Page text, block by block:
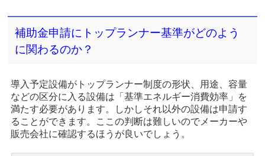
補助金申請にトップランナー基準がどのよう
に関わるのか？
導入予定設備がトップランナー制度の形状、用途、容量
などの区分に入る設備は「基準エネルギー消費効率」を
満たす必要があります。しかしそれ以外の設備は申請す
ることができます。ここの判断は難しいのでメーカーや
販売会社に確認するほうが良いでしょう。